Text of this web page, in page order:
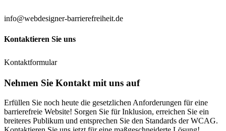
info@webdesigner-barrierefreiheit.de
Kontaktieren Sie uns
Kontaktformular
Nehmen Sie Kontakt mit uns auf
Erfüllen Sie noch heute die gesetzlichen Anforderungen für eine
barrierefreie Website! Sorgen Sie für Inklusion, erreichen Sie ein
breiteres Publikum und entsprechen Sie den Standards der WCAG.